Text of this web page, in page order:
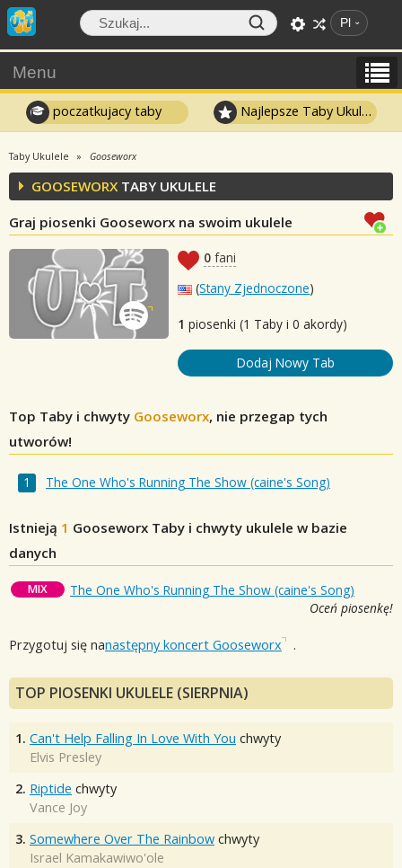
Pl
Menu
poczatkujacy taby Najlepsze Taby Ukulele
Taby Ukulele Gooseworx
GOOSEWORX TABY UKULELE
Graj piosenki Gooseworx na swoim ukulele
0 fani
(Stany Zjednoczone)
1 piosenki (1 Taby i 0 akordy)
Dodaj Nowy Tab
Top Taby i chwyty Gooseworx, nie przegap tych
utworów!
The One Who's Running The Show (caine's Song)
Istnieją 1 Gooseworx Taby i chwyty ukulele w bazie
danych
MIX
The One Who's Running The Show (caine's Song)
Oceń piosenkę!
Przygotuj się nanastępny koncert Gooseworx .
TOP PIOSENKI UKULELE (SIERPNIA)
1. Can't Help Falling In Love With You chwyty
Elvis Presley
2. Riptide chwyty
Vance Joy
3. Somewhere Over The Rainbow chwyty
Israel Kamakawiwo'ole